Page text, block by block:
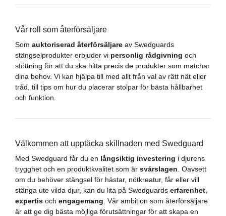
Vår roll som återförsäljare
Som auktoriserad återförsäljare av Swedguards
stängselprodukter erbjuder vi personlig rådgivning och
stöttning för att du ska hitta precis de produkter som matchar
dina behov. Vi kan hjälpa till med allt från val av rätt nät eller
tråd, till tips om hur du placerar stolpar för bästa hållbarhet
och funktion.
Välkommen att upptäcka skillnaden med Swedguard
Med Swedguard får du en långsiktig investering i djurens
trygghet och en produktkvalitet som är svårslagen . Oavsett
om du behöver stängsel för hästar, nötkreatur, får eller vill
stänga ute vilda djur, kan du lita på Swedguards erfarenhet
expertis och engagemang . Vår ambition som återförsäljare
är att ge dig bästa möjliga förutsättningar för att skapa en